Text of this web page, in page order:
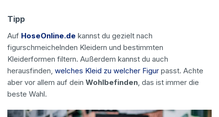
Tipp
Auf HoseOnline.de kannst du gezielt nach
figurschmeichelnden Kleidern und bestimmten
Kleiderformen filtern. Außerdem kannst du auch
herausfinden, welches Kleid zu welcher Figur passt. Achte
aber vor allem auf dein Wohlbefinden, das ist immer die
beste Wahl.